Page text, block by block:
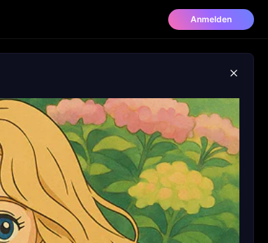
Anmelden